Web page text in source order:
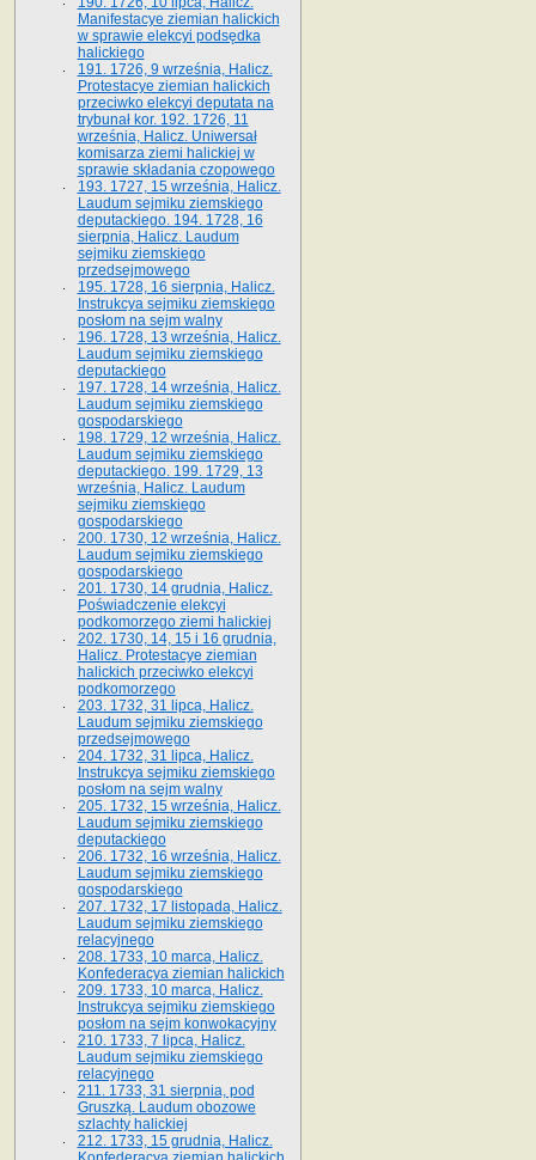
Manifestacye ziemian halickich
w sprawie elekcyi podsędka
halickiego
191. 1726, 9 września, Halicz.
Protestacye ziemian halickich
przeciwko elekcyi deputata na
trybunał kor. 192. 1726, 11
września, Halicz. Uniwersał
komisarza ziemi halickiej w
sprawie składania czopowego
193. 1727, 15 września, Halicz.
Laudum sejmiku ziemskiego
deputackiego. 194. 1728, 16
sierpnia, Halicz. Laudum
sejmiku ziemskiego
przedsejmowego
195. 1728, 16 sierpnia, Halicz.
Instrukcya sejmiku ziemskiego
posłom na sejm walny
196. 1728, 13 września, Halicz.
Laudum sejmiku ziemskiego
deputackiego
197. 1728, 14 września, Halicz.
Laudum sejmiku ziemskiego
gospodarskiego
198. 1729, 12 września, Halicz.
Laudum sejmiku ziemskiego
deputackiego. 199. 1729, 13
września, Halicz. Laudum
sejmiku ziemskiego
gospodarskiego
200. 1730, 12 września, Halicz.
Laudum sejmiku ziemskiego
gospodarskiego
201. 1730, 14 grudnia, Halicz.
Poświadczenie elekcyi
podkomorzego ziemi halickiej
202. 1730, 14, 15 i 16 grudnia,
Halicz. Protestacye ziemian
halickich przeciwko elekcyi
podkomorzego
203. 1732, 31 lipca, Halicz.
Laudum sejmiku ziemskiego
przedsejmowego
204. 1732, 31 lipca, Halicz.
Instrukcya sejmiku ziemskiego
posłom na sejm walny
205. 1732, 15 września, Halicz.
Laudum sejmiku ziemskiego
deputackiego
206. 1732, 16 września, Halicz.
Laudum sejmiku ziemskiego
gospodarskiego
207. 1732, 17 listopada, Halicz.
Laudum sejmiku ziemskiego
relacyjnego
208. 1733, 10 marca, Halicz.
Konfederacya ziemian halickich­
209. 1733, 10 marca, Halicz.
Instrukcya sejmiku ziemskiego
posłom na sejm konwokacyjny
210. 1733, 7 lipca, Halicz.
Laudum sejmiku ziemskiego
relacyjnego
211. 1733, 31 sierpnia, pod
Gruszką. Laudum obozowe
szlachty halickiej
212. 1733, 15 grudnia, Halicz.